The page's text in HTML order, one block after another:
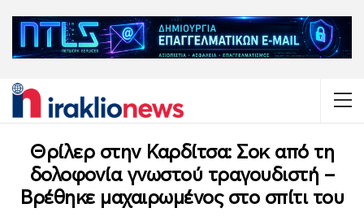
Θρίλερ στην Καρδίτσα: Σοκ από τη
δολοφονία γνωστού τραγουδιστή –
Βρέθηκε μαχαιρωμένος στο σπίτι του